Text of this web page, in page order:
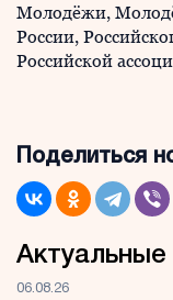
Молодёжи,
России,
Российской
Поделиться
Актуальные
06.08.26